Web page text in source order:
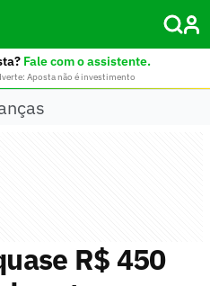
Fale com o assistente.
Aposta não é investimento
R$ 450